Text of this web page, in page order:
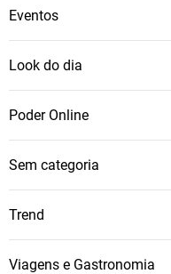
Eventos
Look do dia
Poder Online
Sem categoria
Trend
Viagens e Gastronomia